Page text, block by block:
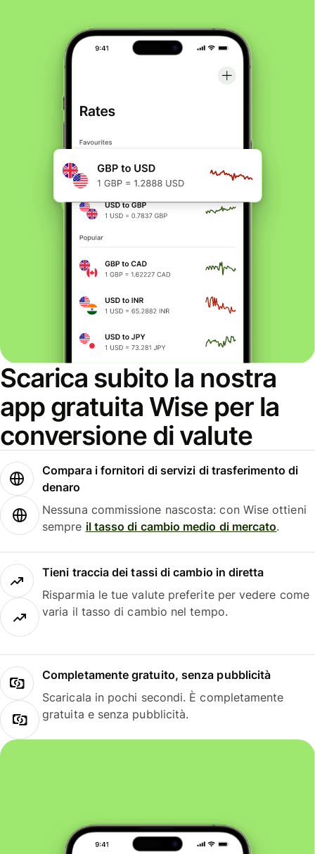
Scarica subito la nostra
app gratuita Wise per la
conversione di valute
Compara i fornitori di servizi di trasferimento di
denaro
Nessuna commissione nascosta: con Wise ottieni
sempre il tasso di cambio medio di mercato.
Tieni traccia dei tassi di cambio in diretta
Risparmia le tue valute preferite per vedere come
varia il tasso di cambio nel tempo.
Completamente gratuito, senza pubblicità
Scaricala in pochi secondi. È completamente
gratuita e senza pubblicità.